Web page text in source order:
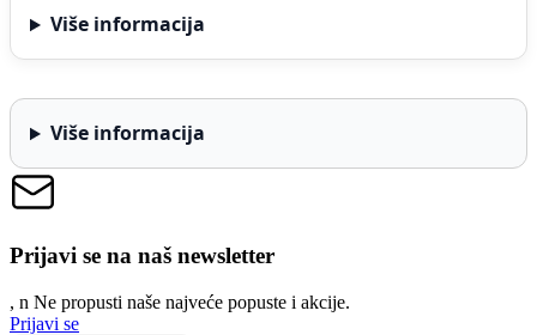
Više informacija
Više informacija
Prijavi se na naš newsletter
, n Ne propusti naše najveće popuste i akcije.
Prijavi se